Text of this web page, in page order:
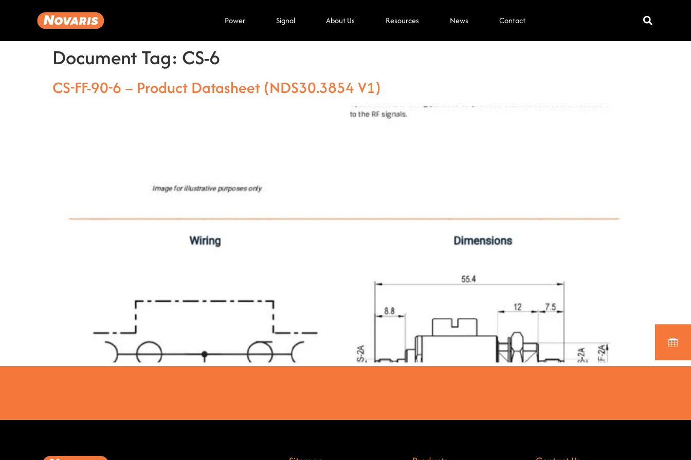
Power Signal About Us Resources News Contact
Document Tag: CS-6
CS-FF-90-6 – Product Datasheet (NDS30.3854 V1)